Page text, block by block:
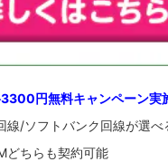
円無料キャンペーン実
線/ソフトバンク回線が選べ
どちらも契約可能